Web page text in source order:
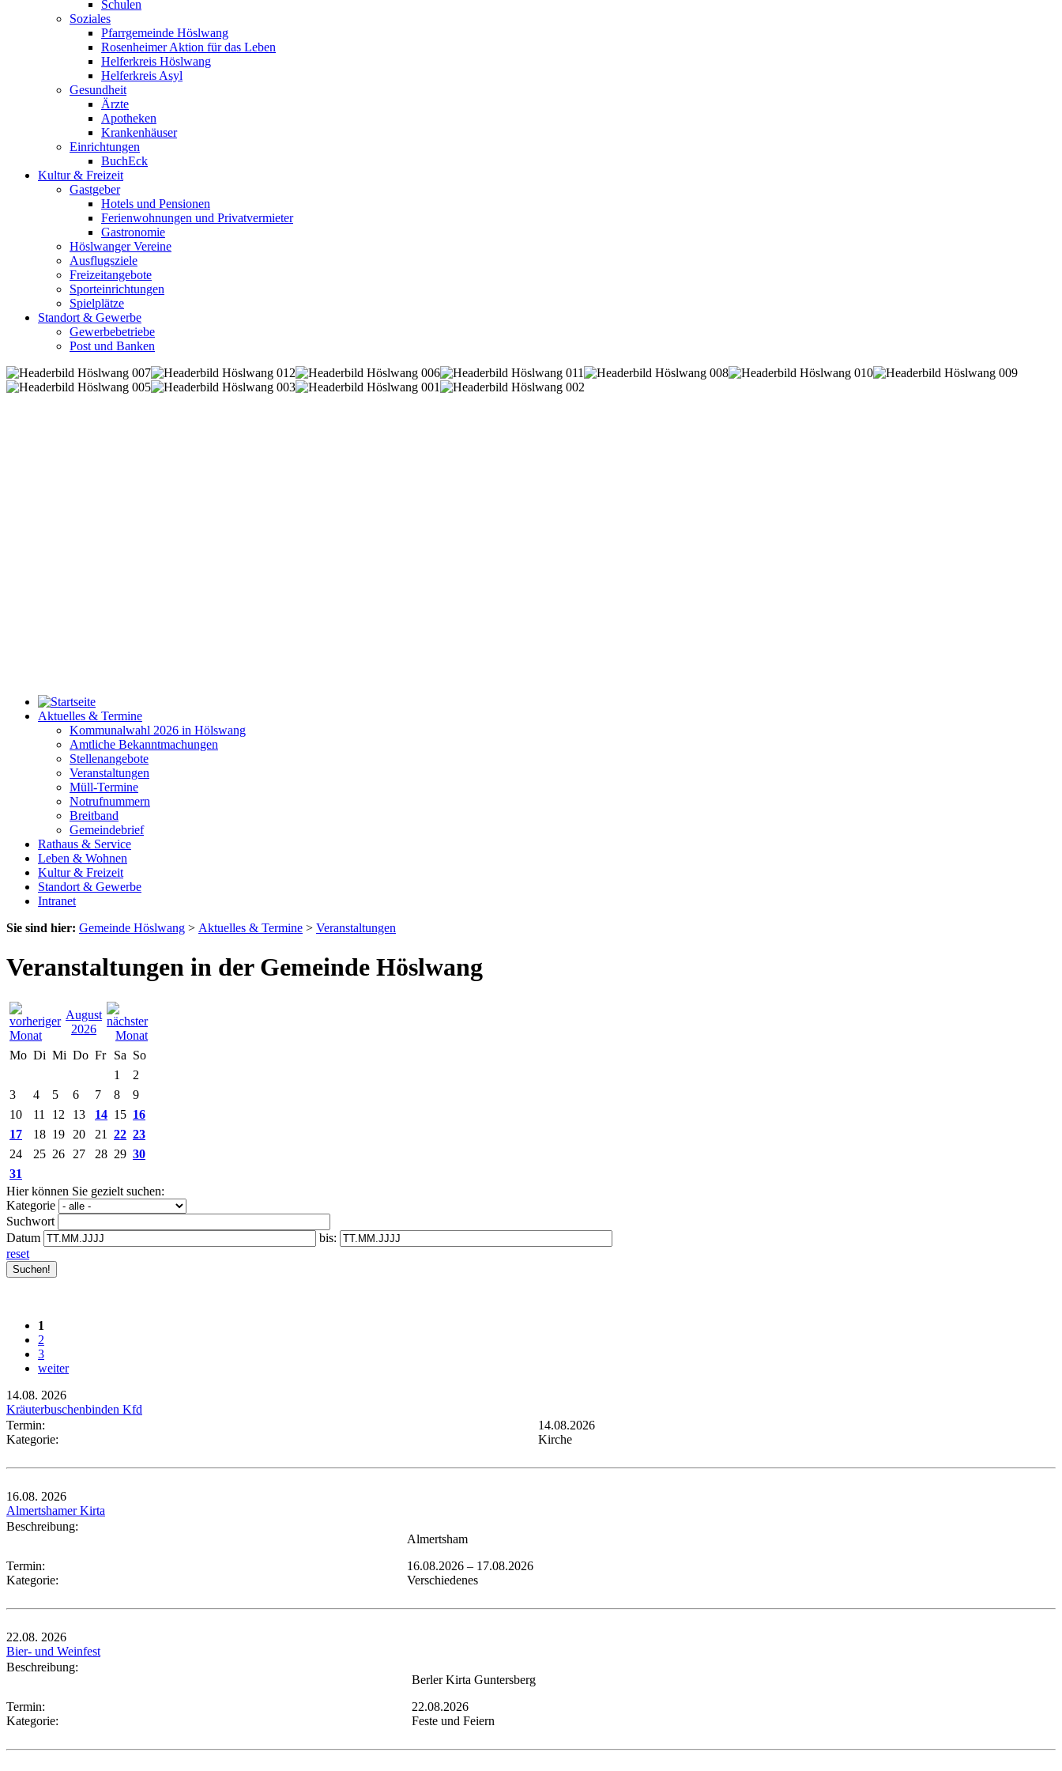
Schulen
Soziales
Pfarrgemeinde Höslwang
Rosenheimer Aktion für das Leben
Helferkreis Höslwang
Helferkreis Asyl
Gesundheit
Ärzte
Apotheken
Krankenhäuser
Einrichtungen
BuchEck
Kultur & Freizeit
Gastgeber
Hotels und Pensionen
Ferienwohnungen und Privatvermieter
Gastronomie
Höslwanger Vereine
Ausflugsziele
Freizeitangebote
Sporteinrichtungen
Spielplätze
Standort & Gewerbe
Gewerbebetriebe
Post und Banken
Aktuelles & Termine
Kommunalwahl 2026 in Hölswang
Amtliche Bekanntmachungen
Stellenangebote
Veranstaltungen
Müll-Termine
Notrufnummern
Breitband
Gemeindebrief
Rathaus & Service
Leben & Wohnen
Kultur & Freizeit
Standort & Gewerbe
Intranet
Sie sind hier: Gemeinde Höslwang > Aktuelles & Termine > Veranstaltungen
Veranstaltungen in der Gemeinde Höslwang
August
2026
Mo Di Mi Do Fr Sa So
1
2
3
4 5 6 7 8
9
10
11 12 13 14 15 16
17
18 19 20 21 22 23
24
25 26 27 28 29 30
31
Hier können Sie gezielt suchen:
Kategorie
Suchwort
Datum
bis:
reset
1
2
3
weiter
14.08. 2026
Kräuterbuschenbinden Kfd
Termin:
14.08.2026
Kategorie:
Kirche
16.08. 2026
Almertshamer Kirta
Beschreibung:
Almertsham
Termin:
16.08.2026 – 17.08.2026
Kategorie:
Verschiedenes
22.08. 2026
Bier- und Weinfest
Beschreibung:
Berler Kirta Guntersberg
Termin:
22.08.2026
Kategorie:
Feste und Feiern